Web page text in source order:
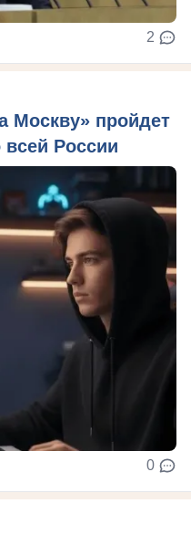
2
Москву» пройдет
всей России
0